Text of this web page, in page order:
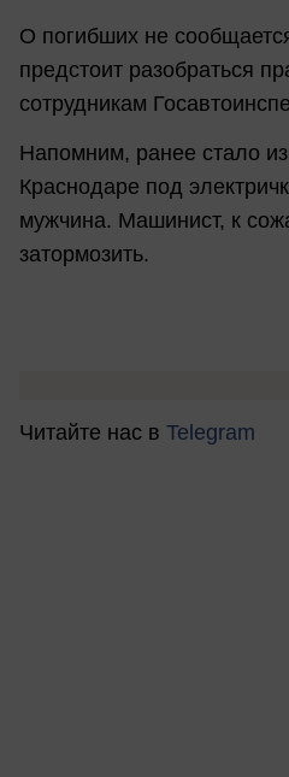
О погибших не
предстоит разобраться
сотрудникам
Напомним, ранее стало
Краснодаре под
мужчина. Машинист, к
затормозить.
Читайте нас в Telegram